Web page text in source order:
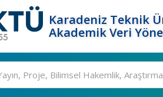
Karadeniz Teknik
Akademik Veri